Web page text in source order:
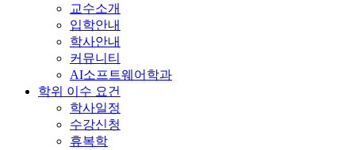
교수소개
입학안내
학사안내
커뮤니티
AI소프트웨어학과
학위 이수 요건
학사일정
수강신청
휴복학